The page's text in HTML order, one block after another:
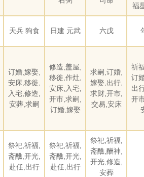
福
天兵 狗食 日建 元武 六戊
订婚,嫁娶,
安床,移徙,
入宅,修造,
安葬,求嗣
修造,盖屋,
移徙,作灶,
安床,入宅,
开市,求嗣,
订婚,嫁娶
求嗣,订婚,
嫁娶,出行,
求财,开市,
交易,安床
祈
订
出
开
祭祀,祈福,
斋醮,开光,
赴任,出行
祭祀,祈福,
斋醮,开光,
赴任,出行
祭祀,祈福,
斋醮,酬神,
开光,修造,
安葬